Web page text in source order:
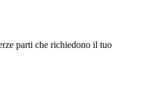
parti che richiedono il tuo